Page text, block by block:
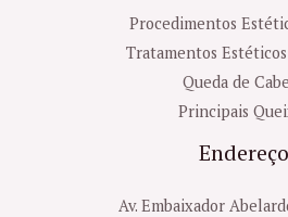
Procedimentos
Tratamentos
Queda de
Principais
Endereço
Av. Embaixador